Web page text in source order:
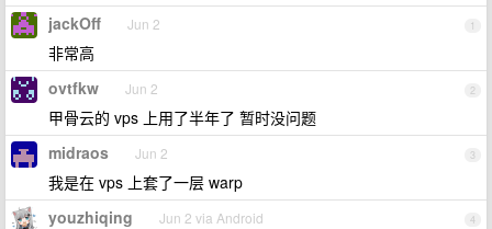
1
jackOff Jun 2
非常高
2
ovtfkw Jun 2
甲骨云的 vps 上用了半年了 暂时没问题
3
midraos Jun 2
我是在 vps 上套了一层 warp
4
youzhiqing Jun 2 via Android